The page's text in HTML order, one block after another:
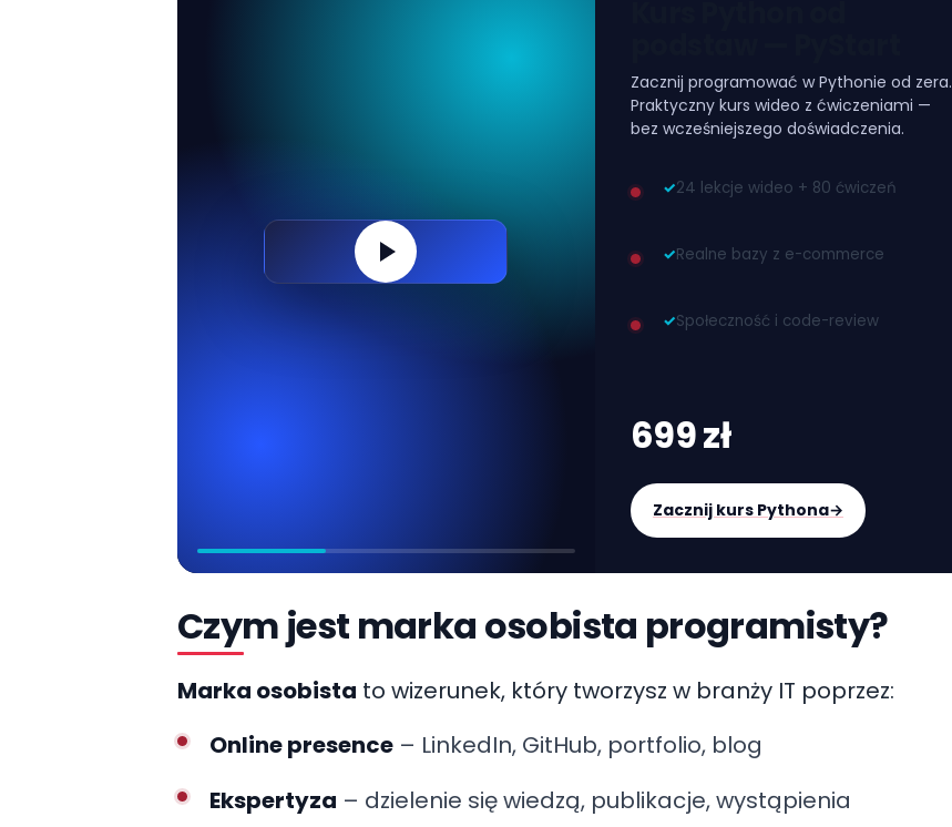
Zacznij programować w Pythonie od zera.
Praktyczny kurs wideo z ćwiczeniami —
bez wcześniejszego doświadczenia.
✓24 lekcje wideo + 80 ćwiczeń
✓Realne bazy z e-commerce
✓Społeczność i code-review
699 zł
Zacznij kurs Pythona→
Czym jest marka osobista programisty?
Marka osobista to wizerunek, który tworzysz w branży IT poprzez:
Online presence– LinkedIn, GitHub, portfolio, blog
Ekspertyza – dzielenie się wiedzą, publikacje, wystąpienia